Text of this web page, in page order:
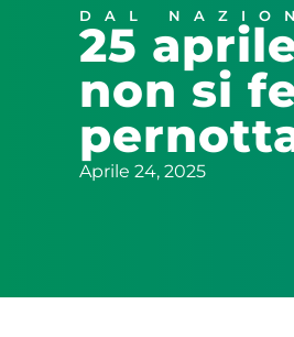
DAL
25
non si
Aprile 24, 2025